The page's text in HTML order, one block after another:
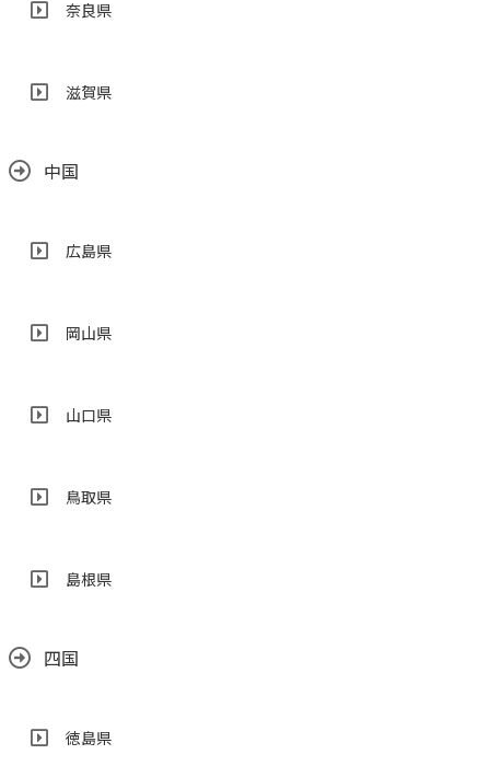
奈良県
滋賀県
中国
広島県
岡山県
山口県
鳥取県
島根県
四国
徳島県